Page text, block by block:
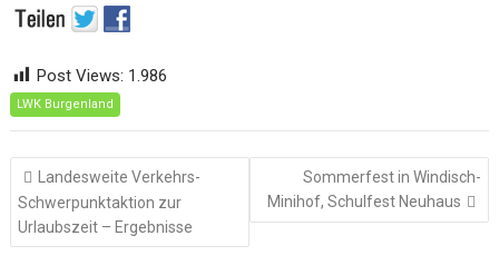
Post Views: 1.986
LWK Burgenland
Beitragsnavigation
Landesweite Verkehrs-
Schwerpunktaktion zur
Urlaubszeit – Ergebnisse
Sommerfest in Windisch-
Minihof, Schulfest Neuhaus